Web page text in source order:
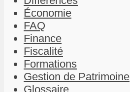
Économie
FAQ
Finance
Fiscalité
Formations
Gestion de Patrimoine
Glossaire